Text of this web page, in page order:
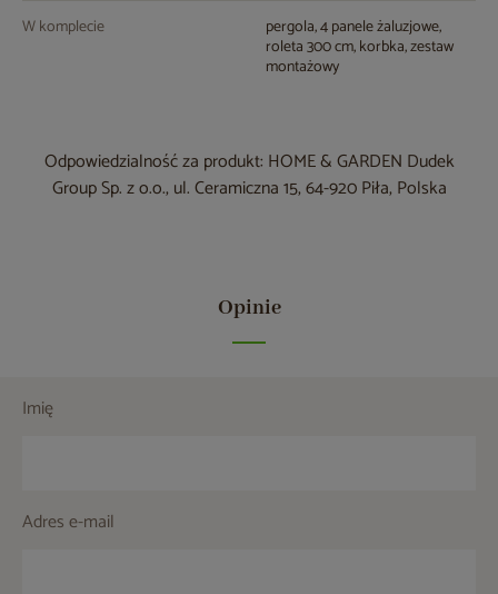
W komplecie pergola, 4 panele żaluzjowe,
roleta 300 cm, korbka, zestaw
montażowy
Odpowiedzialność za produkt: HOME & GARDEN Dudek
Group Sp. z o.o., ul. Ceramiczna 15, 64-920 Piła, Polska
Opinie
Imię
Adres e-mail